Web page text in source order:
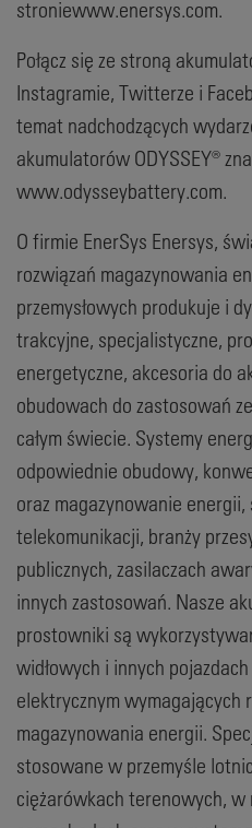
stroniewww.enersys.com.
Połącz się ze stroną
Instagramie, Twitterze i
temat nadchodzących
akumulatorów ODYSSEY®
www.odysseybattery.com.
O firmie EnerSys Enersys,
rozwiązań magazynowania
przemysłowych produkuje i
trakcyjne, specjalistyczne,
energetyczne, akcesoria do
obudowach do zastosowań
całym świecie. Systemy
odpowiednie obudowy,
oraz magazynowanie
telekomunikacji, branży
publicznych, zasilaczach
innych zastosowań. Nasze
prostowniki są
widłowych i innych
elektrycznym wymagających
magazynowania energii.
stosowane w przemyśle
ciężarówkach terenowych, w